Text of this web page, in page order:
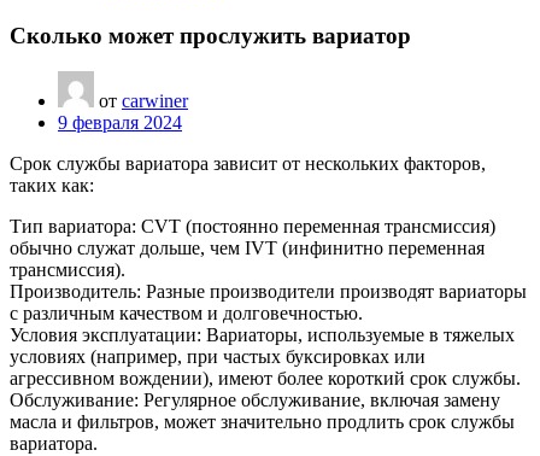
Сколько может прослужить вариатор
от carwiner
9 февраля 2024
Срок службы вариатора зависит от нескольких факторов,
таких как:
Тип вариатора: CVT (постоянно переменная трансмиссия)
обычно служат дольше, чем IVT (инфинитно переменная
трансмиссия).
Производитель: Разные производители производят вариаторы
с различным качеством и долговечностью.
Условия эксплуатации: Вариаторы, используемые в тяжелых
условиях (например, при частых буксировках или
агрессивном вождении), имеют более короткий срок службы.
Обслуживание: Регулярное обслуживание, включая замену
масла и фильтров, может значительно продлить срок службы
вариатора.